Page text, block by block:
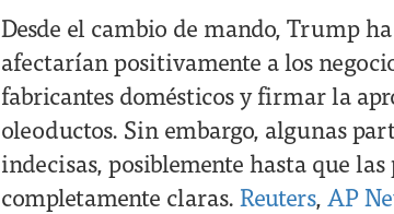
Desde el cambio de mando, Trump
afectarían positivamente a los
fabricantes domésticos y firmar la
oleoductos. Sin embargo, algunas
indecisas, posiblemente hasta que
completamente claras. Reuters, AP